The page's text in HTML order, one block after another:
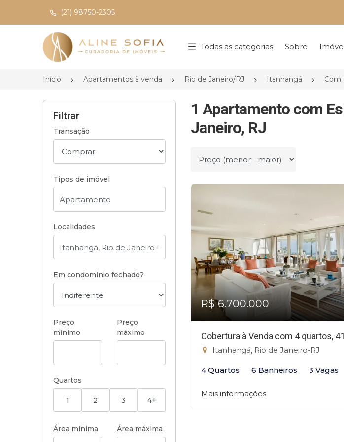
(21) 98750-2305
Página inicial
Todas as categorias Sobre
Início Apartamentos à venda Rio de Janeiro/RJ Itanhangá Com
Filtrar
Transação
Tipos de imóvel
Localidades
Em condomínio fechado?
Preço
mínimo
Preço
máximo
Quartos
1 2 3 4+
Área mínima Área máxima
1 Apartamento com
Janeiro, RJ
Ordenar por
R$ 6.700.000
Cobertura à Venda com 4 quartos,
Itanhangá, Rio de Janeiro-RJ
4 Quartos 6 Banheiros 3 Vagas
Mais informações